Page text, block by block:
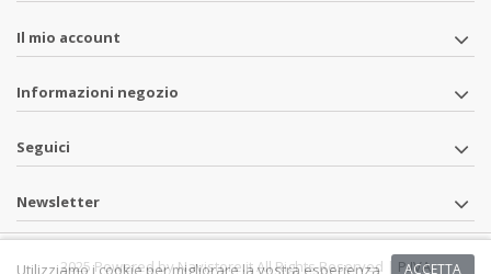
Il mio account
Informazioni negozio
Seguici
Newsletter
2025 Powered by Navistore.it All Rights Reserved | P.IVAACCETTA
Utilizziamo i cookie per migliorare la vostra esperienza